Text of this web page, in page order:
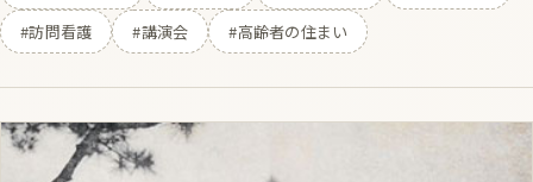
#訪問看護
#講演会 #高齢者の住まい